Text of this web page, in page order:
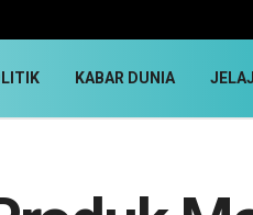
KABAR DUNIA